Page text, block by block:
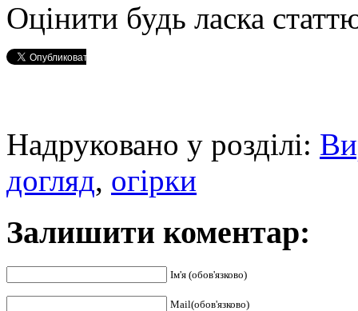
Оцінити будь ласка
Надруковано у розділі:
догляд, огірки
Залишити коментар:
Ім'я (обов'язково)
Mail(обов'язково)